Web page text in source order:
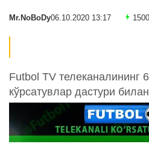
Mr.NoBoDy06.10.2020 13:17 1500
Futbol TV телеканалининг
кўрсатувлар дастури